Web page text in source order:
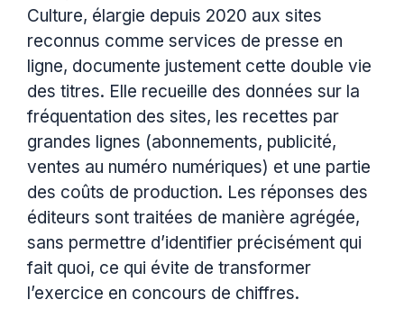
Culture, élargie depuis 2020 aux sites
reconnus comme services de presse en
ligne, documente justement cette double vie
des titres. Elle recueille des données sur la
fréquentation des sites, les recettes par
grandes lignes (abonnements, publicité,
ventes au numéro numériques) et une partie
des coûts de production. Les réponses des
éditeurs sont traitées de manière agrégée,
sans permettre d’identifier précisément qui
fait quoi, ce qui évite de transformer
l’exercice en concours de chiffres.